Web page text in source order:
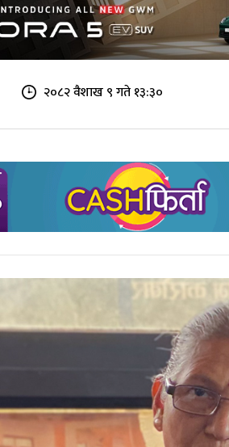
२०८२ वैशाख ९ गते १३:३०